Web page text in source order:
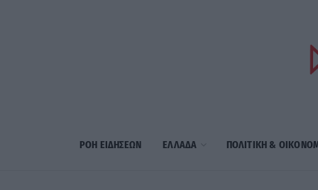
ΡΟΗ ΕΙΔΗΣΕΩΝ ΕΛΛΑΔΑ ΠΟΛΙΤΙΚΗ &